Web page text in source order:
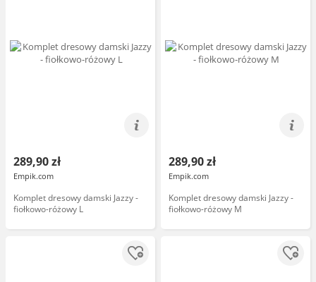
289,90 zł
Empik.com
Komplet dresowy damski Jazzy -
fiołkowo-różowy L
289,90 zł
Empik.com
Komplet dresowy damski Jazzy -
fiołkowo-różowy M